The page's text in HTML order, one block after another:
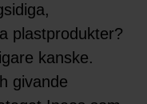
plastprodukter?
kanske.
givande